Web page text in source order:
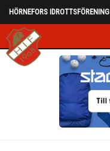
HÖRNEFORS IDROTTSFÖRENING
HEM